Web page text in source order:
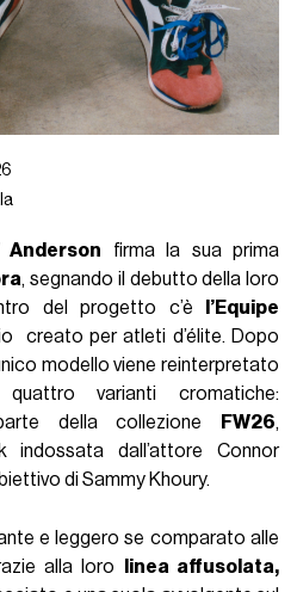
Anderson firma la sua prima
, segnando il debutto della loro
del progetto c’è l’Equipe
creato per atleti d’élite. Dopo
modello viene reinterpretato
varianti cromatiche:
della collezione
FW26,
indossata dall’attore Connor
di Sammy Khoury.
e leggero se comparato alle
alla loro
linea affusolata,